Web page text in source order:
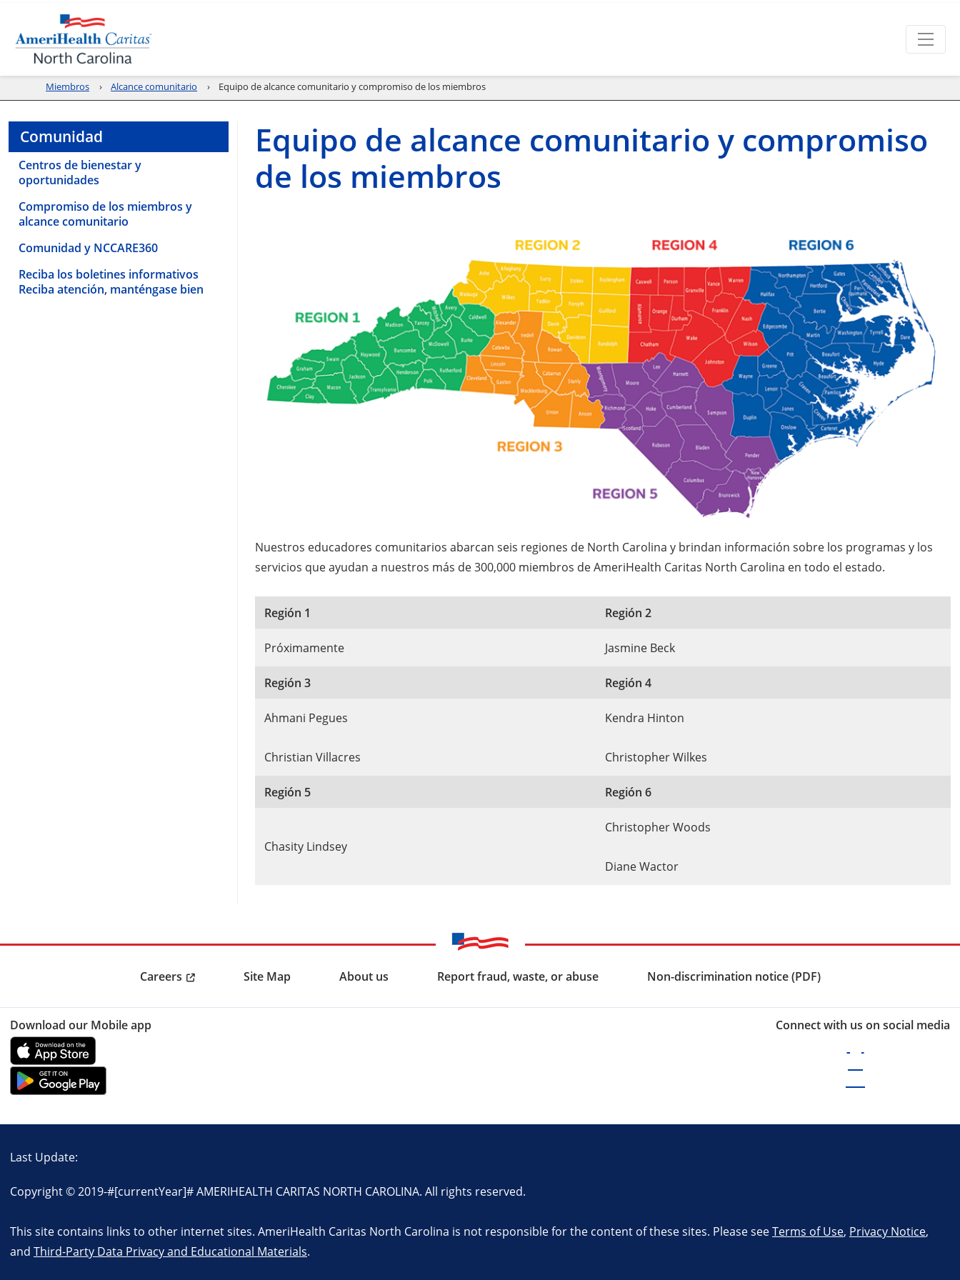
Miembros Alcance comunitario Equipo de alcance comunitario y compromiso de los miembros
Comunidad
Centros de bienestar y
oportunidades
Compromiso de los miembros y
alcance comunitario
Comunidad y NCCARE360
Reciba los boletines informativos
Reciba atención, manténgase bien
Equipo de alcance comunitario y compromiso
de los miembros
Nuestros educadores comunitarios abarcan seis regiones de North Carolina y brindan información sobre los programas y los
servicios que ayudan a nuestros más de 300,000 miembros de AmeriHealth Caritas North Carolina en todo el estado.
Región 1 Región 2
Próximamente Jasmine Beck
Región 3 Región 4
Ahmani Pegues
Christian Villacres
Kendra Hinton
Christopher Wilkes
Región 5 Región 6
Chasity Lindsey
Christopher Woods
Diane Wactor
Careers Site Map About us Report fraud, waste, or abuse Non-discrimination notice (PDF)
Download our Mobile app Connect with us on social media
Last Update:
Copyright © 2019-#[currentYear]#AMERIHEALTH CARITAS NORTH CAROLINA. All rights reserved.
This site contains links to other internet sites. AmeriHealth Caritas North Carolina is not responsible for the content of these sites. Please seeTerms of Use, Privacy Notice,
and Third-Party Data Privacy and Educational Materials.